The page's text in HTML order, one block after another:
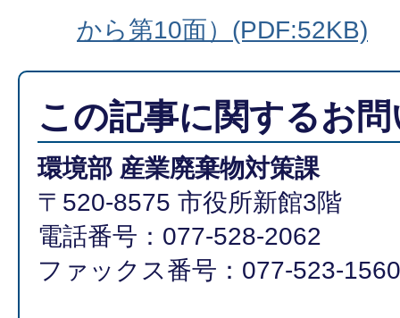
から第10面）(PDF:52KB)
この記事に関するお
環境部 産業廃棄物対策課
〒520-8575 市役所新館3階
電話番号：077-528-2062
ファックス番号：077-523-1560